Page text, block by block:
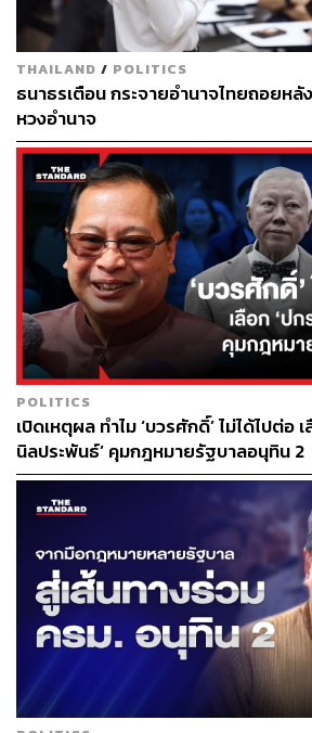
THAILAND / POLITICS
ธนาธรเตือน กระจายอำนาจไทยถอยหลั
หวงอำนาจ
POLITICS
เปิดเหตุผล ทำไม ‘บวรศักดิ์’ ไม่ได้ไปต่อ
นิลประพันธ์’ คุมกฎหมายรัฐบาลอนุทิน 2